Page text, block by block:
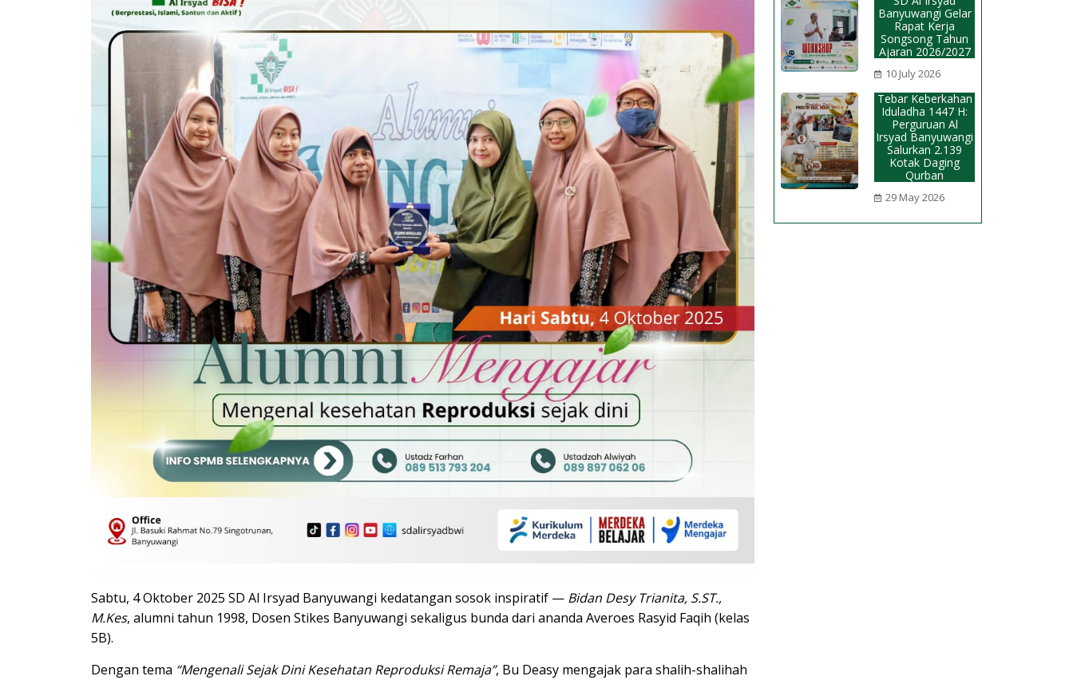
Sabtu, 4 Oktober 2025 SD Al Irsyad Banyuwangi kedatangan sosok inspiratif — Bidan Desy Trianita, S.ST.,
M.Kes, alumni tahun 1998, Dosen Stikes Banyuwangi sekaligus bunda dari ananda Averoes Rasyid Faqih (kelas
5B).
Dengan tema “Mengenali Sejak Dini Kesehatan Reproduksi Remaja”, Bu Deasy mengajak para shalih-shalihah
Banyuwangi Gelar
Rapat Kerja
Songsong Tahun
Ajaran 2026/2027
10 July 2026
Tebar Keberkahan
Iduladha 1447 H:
Perguruan Al
Irsyad Banyuwangi
Salurkan 2.139
Kotak Daging
Qurban
29 May 2026